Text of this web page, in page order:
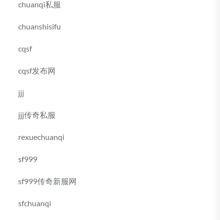
chuanqi私服
chuanshisifu
cqsf
cqsf发布网
jjj
jjj传奇私服
rexuechuanqi
sf999
sf999传奇新服网
sfchuanqi